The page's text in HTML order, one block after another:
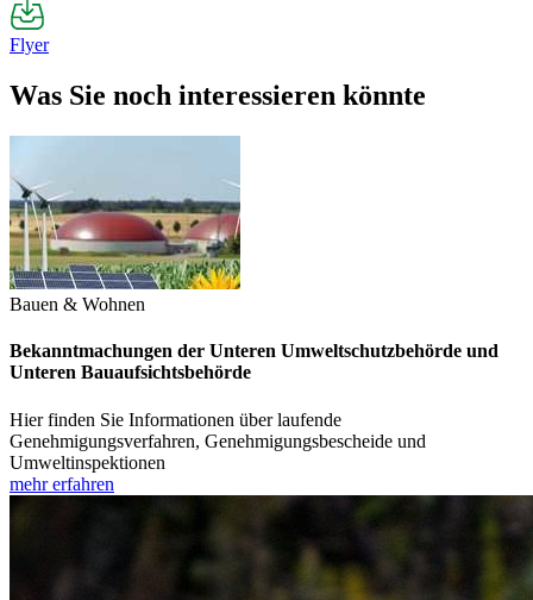
Flyer
Was Sie noch interessieren könnte
Bauen & Wohnen
Bekanntmachungen der Unteren Umweltschutzbehörde und
Unteren Bauaufsichtsbehörde
Hier finden Sie Informationen über laufende
Genehmigungsverfahren, Genehmigungsbescheide und
Umweltinspektionen
mehr erfahren